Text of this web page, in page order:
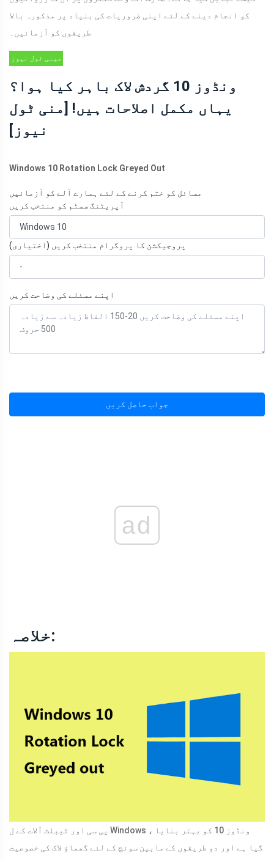
کو انجام دینے کے لئے اپنی ضروریات کی بنیاد پر مذکورہ بالا
طریقوں کو آزمائیں۔
مینی ٹول نیوز
ونڈوز 10 گردش لاک باہر کیا ہوا؟
یہاں مکمل اصلاحات ہیں! [منی ٹول
نیوز]
Windows 10 Rotation Lock Greyed Out
مسائل کو ختم کرنے کے لئے ہمارے آلے کو آزمائیں
آپریٹنگ سسٹم کو منتخب کریں
پروجیکشن کا پروگرام منتخب کریں (اختیاری)
اپنے مسئلے کی وضاحت کریں
جواب حاصل کریں
ad
خلاصہ:
پی سی اور ٹیبلٹ آلات کے ل Windows ، ونڈوز 10 کو بہتر بنایا
گیا ہے اور دو طریقوں کے مابین سوئچ کے لئے گھماؤ لاک کی خصوصیت